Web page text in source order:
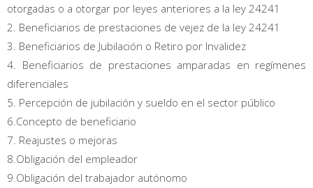
otorgadas o a otorgar por leyes anteriores a la ley 24241
2. Beneficiarios de prestaciones de vejez de la ley 24241
3. Beneficiarios de Jubilación o Retiro por Invalidez
4. Beneficiarios de prestaciones amparadas en regímenes
diferenciales
5. Percepción de jubilación y sueldo en el sector público
6.Concepto de beneficiario
7. Reajustes o mejoras
8.Obligación del empleador
9.Obligación del trabajador autónomo